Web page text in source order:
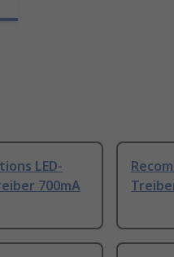
LED-
700mA